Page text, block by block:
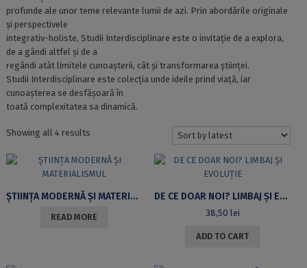
profunde ale unor teme relevante lumii de azi. Prin abordările originale
și perspectivele
integrativ-holiste, Studii Interdisciplinare este o invitație de a explora,
de a gândi altfel și de a
regândi atât limitele cunoașterii, cât și transformarea științei.
Studii Interdisciplinare este colecția unde ideile prind viață, iar
cunoașterea se desfășoară în
toată complexitatea sa dinamică.
Showing all 4 resultsSorted
latest
ȘTIINȚA MODERNĂ ȘI MATERIALISMUL
READ MORE
DE CE DOAR NOI? LIMBAJ ȘI EVOLUȚIE
38,50 lei
ADD TO CART